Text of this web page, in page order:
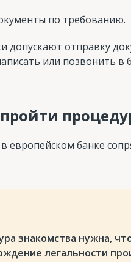
по требованию.
допускают отправку
или позвонить
европейском банке
знакомства нужна,
легальности